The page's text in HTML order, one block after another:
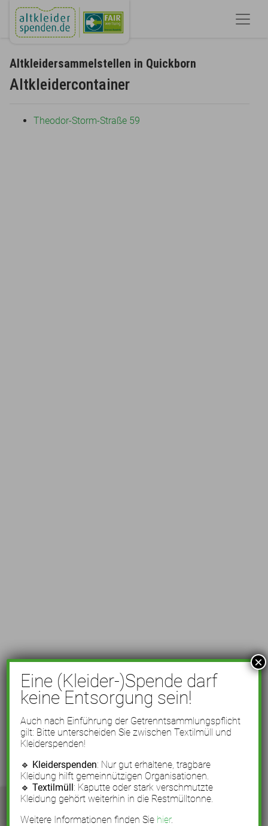
Altkleidersammelstellen in Quickborn
Altkleidercontainer
Theodor-Storm-Straße 59
Eine (Kleider-)Spende darf
keine Entsorgung sein!
Auch nach Einführung der Getrenntsammlungspflicht
gilt: Bitte unterscheiden Sie zwischen Textilmüll und
Kleiderspenden!
🔹 Kleiderspenden: Nur gut erhaltene, tragbare
Kleidung hilft gemeinnützigen Organisationen.
🔹Textilmüll: Kaputte oder stark verschmutzte
Kleidung gehört weiterhin in die Restmülltonne.
Weitere Informationen finden Sie hier.
×